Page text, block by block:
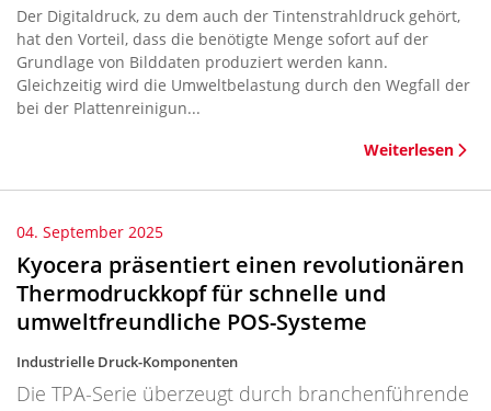
Der Digitaldruck, zu dem auch der Tintenstrahldruck gehört,
hat den Vorteil, dass die benötigte Menge sofort auf der
Grundlage von Bilddaten produziert werden kann.
Gleichzeitig wird die Umweltbelastung durch den Wegfall der
bei der Plattenreinigun...
Weiterlesen
04. September 2025
Kyocera präsentiert einen revolutionären
Thermodruckkopf für schnelle und
umweltfreundliche POS-Systeme
Industrielle Druck-Komponenten
Die TPA-Serie überzeugt durch branchenführende